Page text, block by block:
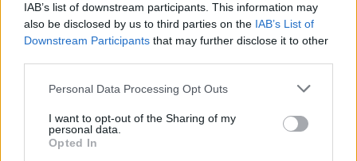
IAB’s list of downstream participants. This information may
also be disclosed by us to third parties on the IAB’s List of
Downstream Participants that may further disclose it to other
Please note that this website/app uses one or more Google
not limited to your visit or usage behaviour. You may click to
grant or deny consent to Google and its third-party tags to
use your data for below specified purposes in below Google
Personal Data Processing Opt Outs
I want to opt-out of the Sharing of my
personal data.
Opted In
I nostri cari
I nostri cari